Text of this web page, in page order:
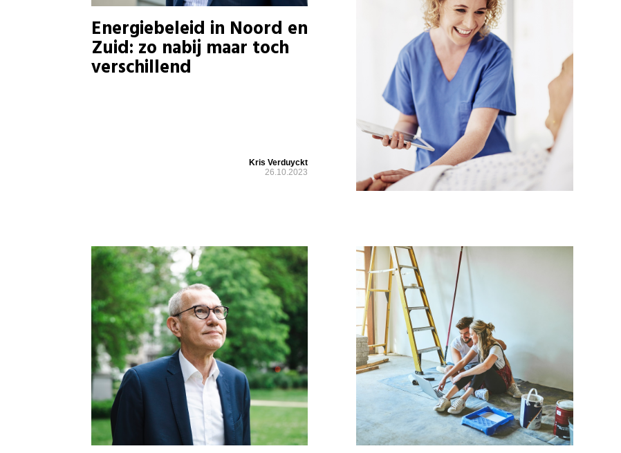
Energiebeleid in Noord en
Zuid: zo nabij maar toch
verschillend
Kris Verduyckt
26.10.2023